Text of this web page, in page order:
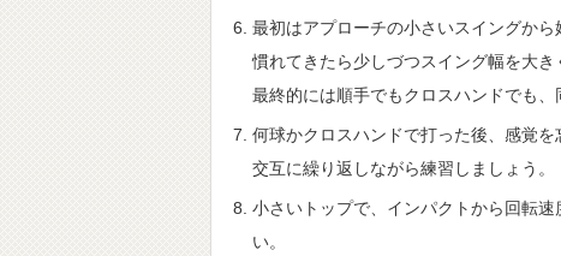
最初はアプローチの小さいスイングから
慣れてきたら少しづつスイング幅を大き
最終的には順手でもクロスハンドでも、
何球かクロスハンドで打った後、感覚を
交互に繰り返しながら練習しましょう。
小さいトップで、インパクトから回転
い。